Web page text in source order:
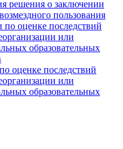
решения о заключении
пользования
оценке последствий
или
образовательных
оценке последствий
или
образовательных